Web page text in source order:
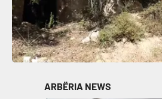
ARBËRIA NEWS